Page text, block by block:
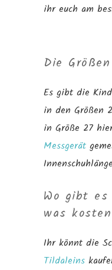
ihr euch am
Die Größen
Es gibt die
in den Größen
in Größe 27
Messgerät
Wo gibt
was
Ihr könnt die
Tildaleins